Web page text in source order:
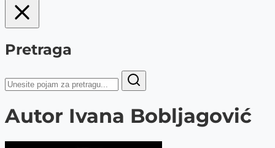
Pretraga
Autor Ivana Bobljagović